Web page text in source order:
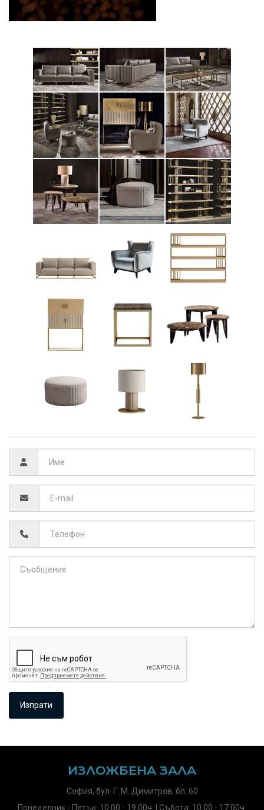
ИЗЛОЖБЕНА ЗАЛА
София, бул. Г. М. Димитров, бл. 60
Понеделник - Петък: 10.00 - 19.00ч. | Събота: 10.00 - 17.00ч.